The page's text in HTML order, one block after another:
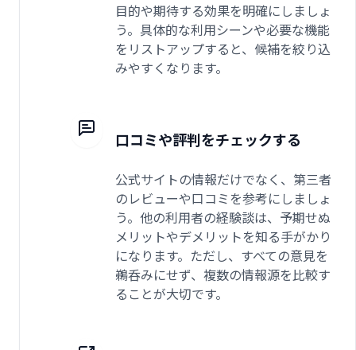
目的や期待する効果を明確にしましょ
う。具体的な利用シーンや必要な機能
をリストアップすると、候補を絞り込
みやすくなります。
口コミや評判をチェックする
公式サイトの情報だけでなく、第三者
のレビューや口コミを参考にしましょ
う。他の利用者の経験談は、予期せぬ
メリットやデメリットを知る手がかり
になります。ただし、すべての意見を
鵜呑みにせず、複数の情報源を比較す
ることが大切です。